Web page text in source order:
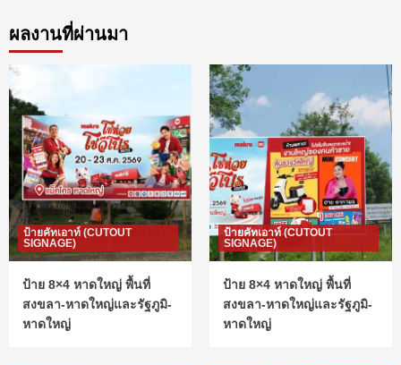
ผลงานที่ผ่านมา
ป้ายคัทเอาท์ (CUTOUT
SIGNAGE)
ป้าย 8×4 หาดใหญ่ พื้นที่
สงขลา-หาดใหญ่และรัฐภูมิ-
หาดใหญ่
ป้ายคัทเอาท์ (CUTOUT
SIGNAGE)
ป้าย 8×4 หาดใหญ่ พื้นที่
สงขลา-หาดใหญ่และรัฐภูมิ-
หาดใหญ่